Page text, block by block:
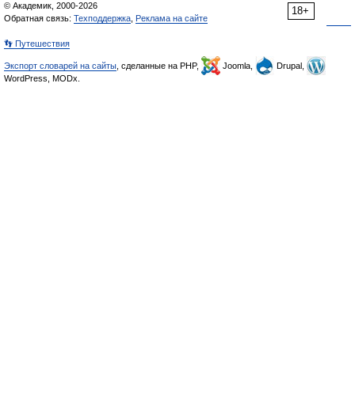
18+
© Академик, 2000-2026
Обратная связь: Техподдержка Реклама на сайте
👣 Путешествия
Экспорт словарей на сайты , сделанные на PHP, Joomla,
Drupal,
WordPress, MODx.